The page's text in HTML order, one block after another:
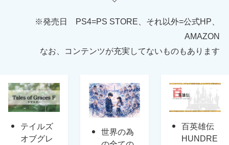
※発売日 PS4=PS STORE、それ以外=公式HP、
AMAZON
なお、コンテンツが充実してないものもあります
テイルズ
オブグレ
世界の為
百英雄伝
HUNDRE